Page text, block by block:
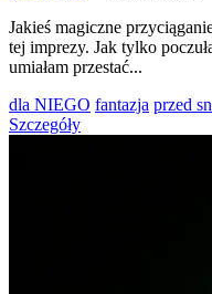
Jakieś magiczne
tej imprezy. Jak tylko
umiałam przestać...
dla NIEGO fantazja przed
Szczegóły